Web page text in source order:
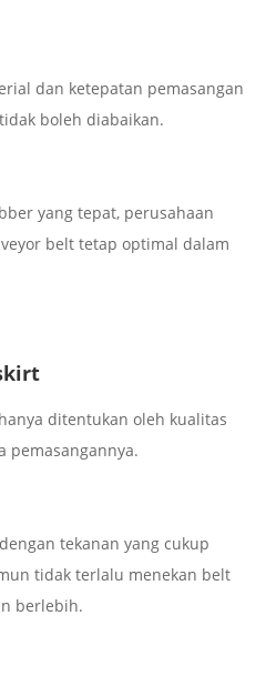
dan ketepatan pemasangan
boleh diabaikan.
yang tepat, perusahaan
belt tetap optimal dalam
ditentukan oleh kualitas
pemasangannya.
tekanan yang cukup
tidak terlalu menekan belt
berlebih.